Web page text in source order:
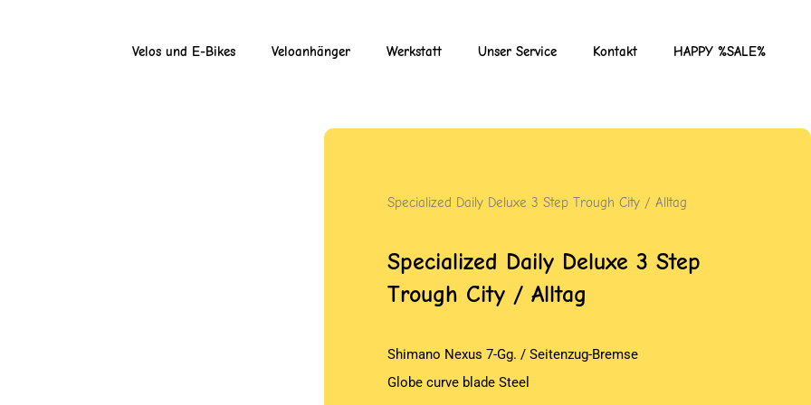
Velos und E-Bikes Veloanhänger Werkstatt Unser Service Kontakt HAPPY %SALE%
Specialized Daily Deluxe 3 Step Trough City / Alltag
Specialized Daily Deluxe 3 Step
Trough City / Alltag
Shimano Nexus 7-Gg. / Seitenzug-Bremse
Globe curve blade Steel